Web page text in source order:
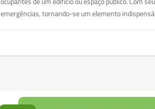
emergências, tornando-se um elemento